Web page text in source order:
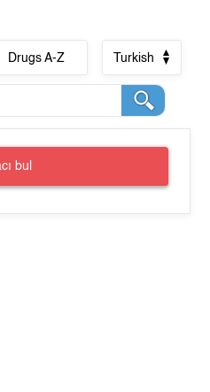
Drugs A-Z Turkish
bul